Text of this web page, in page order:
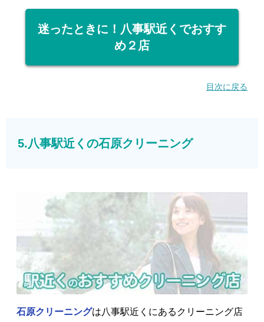
迷ったときに！八事駅近くでおすす
め２店
目次に戻る
5.八事駅近くの石原クリーニング
石原クリーニングは八事駅近くにあるクリーニング店